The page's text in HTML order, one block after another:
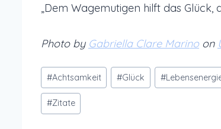
„Dem Wagemutigen hilft das Glück,
Photo by Gabriella Clare Marinoon
Schlagworte:
#Achtsamkeit #Glück #
#Zitate